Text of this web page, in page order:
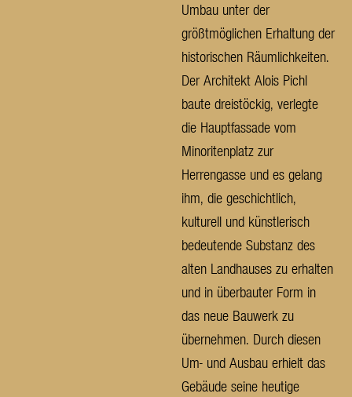
Umbau unter der
größtmöglichen Erhaltung der
historischen Räumlichkeiten.
Der Architekt Alois Pichl
baute dreistöckig, verlegte
die Hauptfassade vom
Minoritenplatz zur
Herrengasse und es gelang
ihm, die geschichtlich,
kulturell und künstlerisch
bedeutende Substanz des
alten Landhauses zu erhalten
und in überbauter Form in
das neue Bauwerk zu
übernehmen. Durch diesen
Um- und Ausbau erhielt das
Gebäude seine heutige